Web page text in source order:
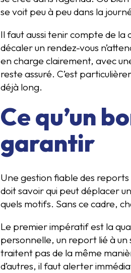
se voit peu à peu dans la
Il faut aussi tenir compte de
décaler un rendez-vous
en charge clairement, avec
reste assuré. C’est
déjà long.
Ce qu’un
garantir
Une gestion fiable des
doit savoir qui peut déplacer
quels motifs. Sans ce cadre,
Le premier impératif est la
personnelle, un report lié à
traitent pas de la même
d’autres, il faut alerter